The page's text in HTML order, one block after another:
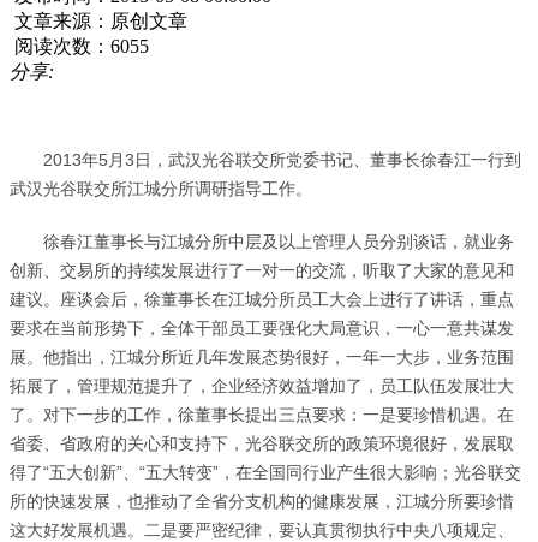
文章来源：原创文章
阅读次数：6055
分享:
2013年5月3日 ，武汉光谷联交所党委书记、董事长徐春江一行到
武汉光谷联交所江城分所调研指导工作。
徐春江董事长与江城分所中层及以上管理人员分别谈话，就业务
创新、交易所的持续发展进行了一对一的交流，听取了大家的意见和
建议。座谈会后，徐董事长在江城分所员工大会上进行了讲话，重点
要求在当前形势下，全体干部员工要强化大局意识，一心一意共谋发
展。他指出，江城分所近几年发展态势很好，一年一大步，业务范围
拓展了，管理规范提升了，企业经济效益增加了，员工队伍发展壮大
了。对下一步的工作，徐董事长提出三点要求：一是要珍惜机遇。在
省委、省政府的关心和支持下，光谷联交所的政策环境很好，发展取
得了“五大创新”、“五大转变”，在全国同行业产生很大影响；光谷联交
所的快速发展，也推动了全省分支机构的健康发展，江城分所要珍惜
这大好发展机遇。二是要严密纪律，要认真贯彻执行中央八项规定、